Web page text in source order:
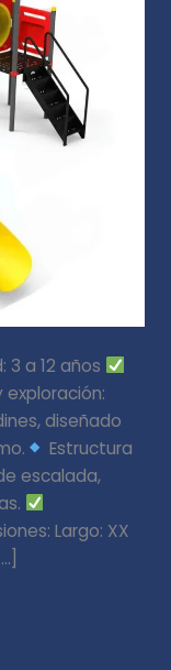
3 a 12 años
diseñado
Estructura
escalada,
Largo: XX